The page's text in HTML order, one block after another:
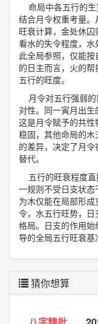
命局中各五行的生
结合月令权重考量
旺衰计算，金处休
看水的失令程度，
此全局参照，仅能
的日主而言，火的
五行的旺度。
月令对五行强弱的
对性。同一寅月出生
这是月令赋予的共
稳固，其他命局的
的差异，决定了月
替代。
五行的旺衰程度直
一规则不受日支状
为木仅能在局部形
令，水五行旺势，
格局。日支的作用
导的全局五行旺衰基
猜你想算